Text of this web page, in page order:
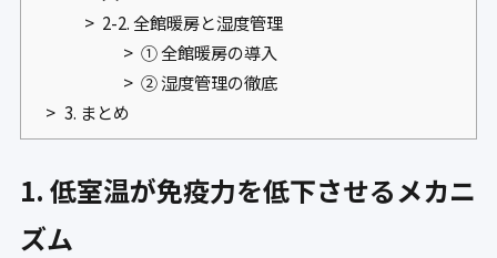
2-2. 全館暖房と湿度管理
① 全館暖房の導入
② 湿度管理の徹底
3. まとめ
1. 低室温が免疫力を低下させるメカニ
ズム